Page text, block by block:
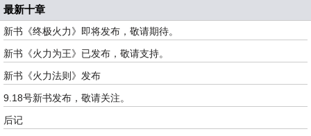
最新十章
新书《终极火力》即将发布，敬请期待。
新书《火力为王》已发布，敬请支持。
新书《火力法则》发布
9.18号新书发布，敬请关注。
后记